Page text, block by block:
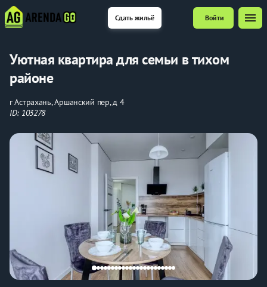
Сдать жильё Войти menu
Уютная квартира для семьи в тихом
районе
г Астрахань, Аршанский пер, д 4
ID: 103278